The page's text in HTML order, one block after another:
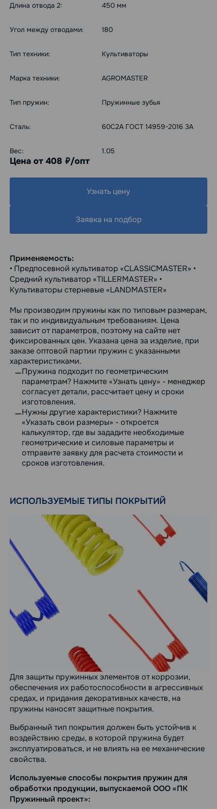
Длина отвода 2: 450 мм
Угол между отводами: 180
Тип техники: Культиваторы
Марка техники: AGROMASTER
Тип пружин: Пружинные зубья
Сталь: 60С2А ГОСТ 14959-2016 3А
Вес: 1.05
Цена от 408 руб./опт
Узнать цену
Заявка на подбор
Применяемость:
• Предпосевной культиватор «CLASSICMASTER» •
Средний культиватор «TILLERMASTER» •
Культиваторы стерневые «LANDMASTER»
Мы производим пружины как по типовым размерам,
так и по индивидуальным требованиям. Цена
зависит от параметров, поэтому на сайте нет
фиксированных цен. Указана цена за изделие, при
заказе оптовой партии пружин с указанными
характеристиками.
Пружина подходит по геометрическим
параметрам? Нажмите «Узнать цену» - менеджер
согласует детали, рассчитает цену и сроки
изготовления.
Нужны другие характеристики? Нажмите
«Указать свои размеры» - откроется
калькулятор, где вы зададите необходимые
геометрические и силовые параметры и
отправите заявку для расчета стоимости и
сроков изготовления.
ИСПОЛЬЗУЕМЫЕ ТИПЫ ПОКРЫТИЙ
Для защиты пружинных элементов от коррозии,
обеспечения их работоспособности в агрессивных
средах, и придания декоративных качеств, на
пружины наносят защитные покрытия.
Выбранный тип покрытия должен быть устойчив к
воздействию среды, в которой пружина будет
эксплуатироваться, и не влиять на ее механические
свойства.
Используемые способы покрытия пружин для
обработки продукции, выпускаемой ООО «ПК
Пружинный проект»: